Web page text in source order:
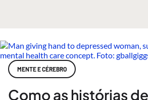
MENTE E CÉREBRO
Como as histórias